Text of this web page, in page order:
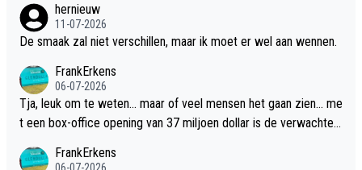
hernieuw
11-07-2026
De smaak zal niet verschillen, maar ik moet er wel aan wennen.
FrankErkens
06-07-2026
Tja, leuk om te weten... maar of veel mensen het gaan zien... me
t een box-office opening van 37 miljoen dollar is de verwachte
FrankErkens
06-07-2026